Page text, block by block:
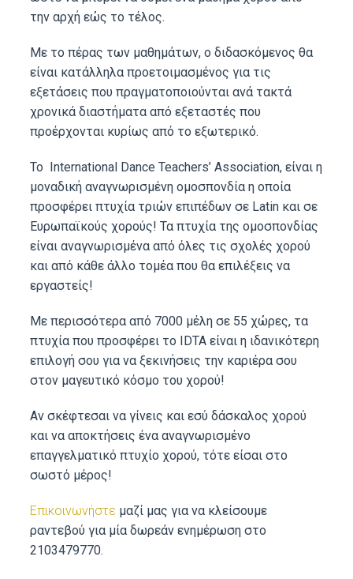
την αρχή εώς το τέλος.
Με το πέρας των μαθημάτων, ο διδασκόμενος θα
είναι κατάλληλα προετοιμασμένος για τις
εξετάσεις που πραγματοποιούνται ανά τακτά
χρονικά διαστήματα από εξεταστές που
προέρχονται κυρίως από το εξωτερικό.
Το International Dance Teachers’ Association, είναι η
μοναδική αναγνωρισμένη ομοσπονδία η οποία
προσφέρει πτυχία τριών επιπέδων σε Latin και σε
Ευρωπαϊκούς χορούς! Τα πτυχία της ομοσπονδίας
είναι αναγνωρισμένα από όλες τις σχολές χορού
και από κάθε άλλο τομέα που θα επιλέξεις να
εργαστείς!
Με περισσότερα από 7000 μέλη σε 55 χώρες, τα
πτυχία που προσφέρει το IDTA είναι η ιδανικότερη
επιλογή σου για να ξεκινήσεις την καριέρα σου
στον μαγευτικό κόσμο του χορού!
Αν σκέφτεσαι να γίνεις και εσύ δάσκαλος χορού
και να αποκτήσεις ένα αναγνωρισμένο
επαγγελματικό πτυχίο χορού, τότε είσαι στο
σωστό μέρος!
Επικοινωνήστε μαζί μας για να κλείσουμε
ραντεβού για μία δωρεάν ενημέρωση στο
2103479770.